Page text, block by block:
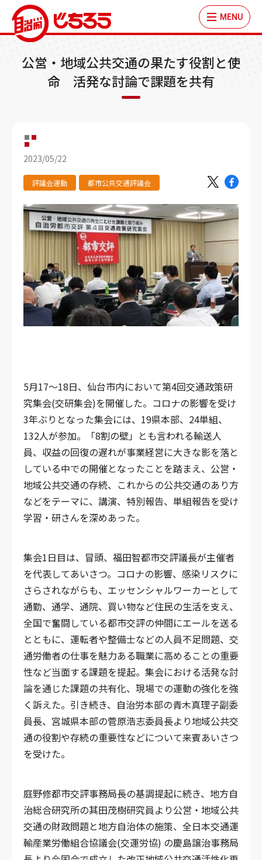
MENU
公営・地域公共交通の果たす役割と使
命 活発な討論で課題を共有
2023/05/22
評議会運動 都市公共交通評議会
5月17～18日、仙台市内において第4回交通政策研
究集会(交研集会)を開催した。コロナの影響を受け
3年ぶりとなった集会には、19県本部、24単組、
132人が参加。「8割の壁」とも言われる輸送人
員、収益の回復の遅れが事業経営に大きな影を落と
している中での開催となったことを踏まえ、公営・
地域公共交通の存続、これからの公共交通のあり方
などをテーマに、講演、特別報告、単組報告を受け
学習・研さんを深めあった。
集会1日目は、冒頭、福田智都市交評議長が主催者
を代表してあいさつ。コロナの影響、感染リスクに
さらされながらも、エッセンシャルワーカーとして
通勤、通学、通院、買い物など住民の生活を支え、
全国で奮闘している都市交評の仲間にエールを送る
とともに、運転者や整備士などの人員不足問題、交
通労働者の仕事を魅力ある職業に高めることの重要
性など当面する課題を提起。集会における活発な討
論を通じた課題の共有化、現場での運動の強化を強
く訴えた。引き続き、自治労本部の青木真理子副委
員長、宮城県本部の菅原浩志委員長より地域公共交
通の役割や存続の重要性などについて来賓あいさつ
を受けた。
庭野修都市交評事務局長の基調提起に続き、地方自
治総合研究所の其田茂樹研究員より公営・地域公共
交通の財政問題と地方自治体の施策、全日本交通運
輸産業労働組合協議会(交運労協) の慶島譲治事務局